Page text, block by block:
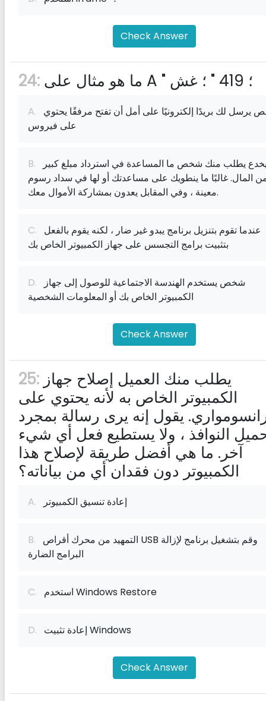
Check Answer
24: ما هو مثال على A " ؛ 419 " ؛ غش
A.
على فيروس
B.
المال. غالبًا ما ينطويك على مساعدتك أو لها في سداد رسوم
معينة ، وفي المقابل يعدون بمشاركة الأموال معك.
C.
بتثبيت برامج التجسس على جهاز الكمبيوتر الخاص بك
D.
الكمبيوتر الخاص بك أو المعلومات الشخصية
Check Answer
25:
الكمبيوتر الخاص به لأنه يحتوي على
يقول إنه يرى رسالة بمجرد
النوافذ ، ولا يستطيع فعل أي شيء
آخر. ما هي أفضل طريقة لإصلاح هذا
الكمبيوتر دون فقدان أي من بياناته؟
A. إعادة تنسيق الكمبيوتر
B.
البرامج الضارة
C. استخدم Windows Restore
D. إعادة تثبيت Windows
Check Answer